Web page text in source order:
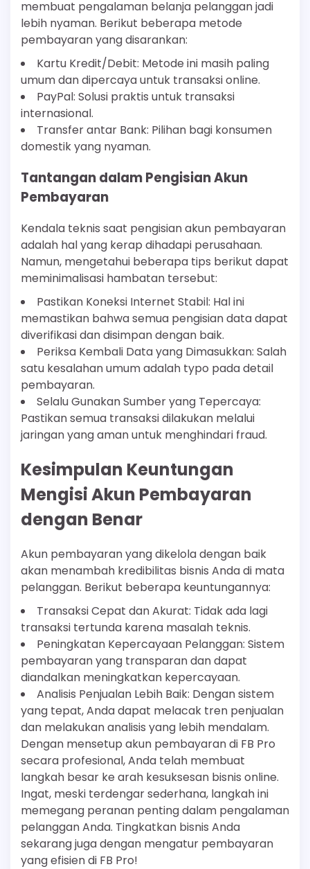
membuat pengalaman belanja pelanggan jadi
lebih nyaman. Berikut beberapa metode
pembayaran yang disarankan:
Kartu Kredit/Debit: Metode ini masih paling
umum dan dipercaya untuk transaksi online.
PayPal: Solusi praktis untuk transaksi
internasional.
Transfer antar Bank: Pilihan bagi konsumen
domestik yang nyaman.
Tantangan dalam Pengisian Akun
Pembayaran
Kendala teknis saat pengisian akun pembayaran
adalah hal yang kerap dihadapi perusahaan.
Namun, mengetahui beberapa tips berikut dapat
meminimalisasi hambatan tersebut:
Pastikan Koneksi Internet Stabil: Hal ini
memastikan bahwa semua pengisian data dapat
diverifikasi dan disimpan dengan baik.
Periksa Kembali Data yang Dimasukkan: Salah
satu kesalahan umum adalah typo pada detail
pembayaran.
Selalu Gunakan Sumber yang Tepercaya:
Pastikan semua transaksi dilakukan melalui
jaringan yang aman untuk menghindari fraud.
Kesimpulan Keuntungan
Mengisi Akun Pembayaran
dengan Benar
Akun pembayaran yang dikelola dengan baik
akan menambah kredibilitas bisnis Anda di mata
pelanggan. Berikut beberapa keuntungannya:
Transaksi Cepat dan Akurat: Tidak ada lagi
transaksi tertunda karena masalah teknis.
Peningkatan Kepercayaan Pelanggan: Sistem
pembayaran yang transparan dan dapat
diandalkan meningkatkan kepercayaan.
Analisis Penjualan Lebih Baik: Dengan sistem
yang tepat, Anda dapat melacak tren penjualan
dan melakukan analisis yang lebih mendalam.
Dengan mensetup akun pembayaran di FB Pro
secara profesional, Anda telah membuat
langkah besar ke arah kesuksesan bisnis online.
Ingat, meski terdengar sederhana, langkah ini
memegang peranan penting dalam pengalaman
pelanggan Anda. Tingkatkan bisnis Anda
sekarang juga dengan mengatur pembayaran
yang efisien di FB Pro!